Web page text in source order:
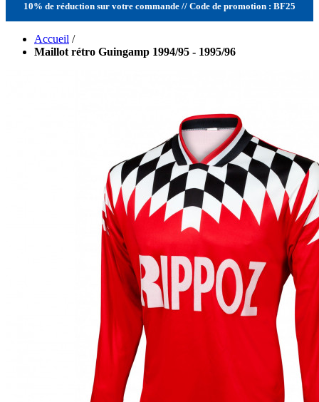
10% de réduction sur votre commande // Code de promotion : BF25
Accueil /
Maillot rétro Guingamp 1994/95 - 1995/96